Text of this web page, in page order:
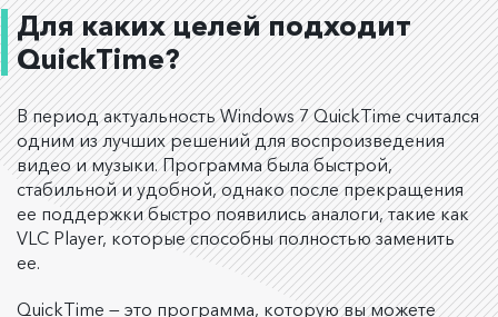
Для каких целей подходит
QuickTime?
В период актуальность Windows 7 QuickTime считался
одним из лучших решений для воспроизведения
видео и музыки. Программа была быстрой,
стабильной и удобной, однако после прекращения
ее поддержки быстро появились аналоги, такие как
VLC Player, которые способны полностью заменить
ее.
QuickTime — это программа, которую вы можете